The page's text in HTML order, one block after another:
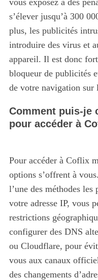
s’élever jusqu’à 300
plus, les publicités
introduire des virus et
appareil. Il est donc
bloqueur de publicités
de votre navigation sur
Comment puis-je
pour accéder à
Pour accéder à Coflix
options s’offrent à
l’une des méthodes
votre adresse IP, vous
restrictions
configurer des DNS
ou Cloudflare, pour
vous aux canaux
des changements